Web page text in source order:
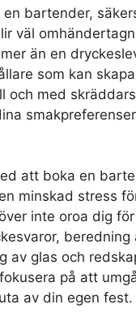
en bartender,
väl
än en
som kan
och med
att boka en
minskad stress
inte oroa dig
beredning
av glas och
på att
av din egen fest.